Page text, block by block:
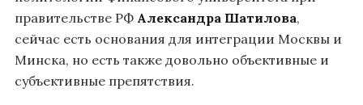
правительстве РФ Александра Шатилова,
сейчас есть основания для интеграции Москвы и
Минска, но есть также довольно объективные и
субъективные препятствия.